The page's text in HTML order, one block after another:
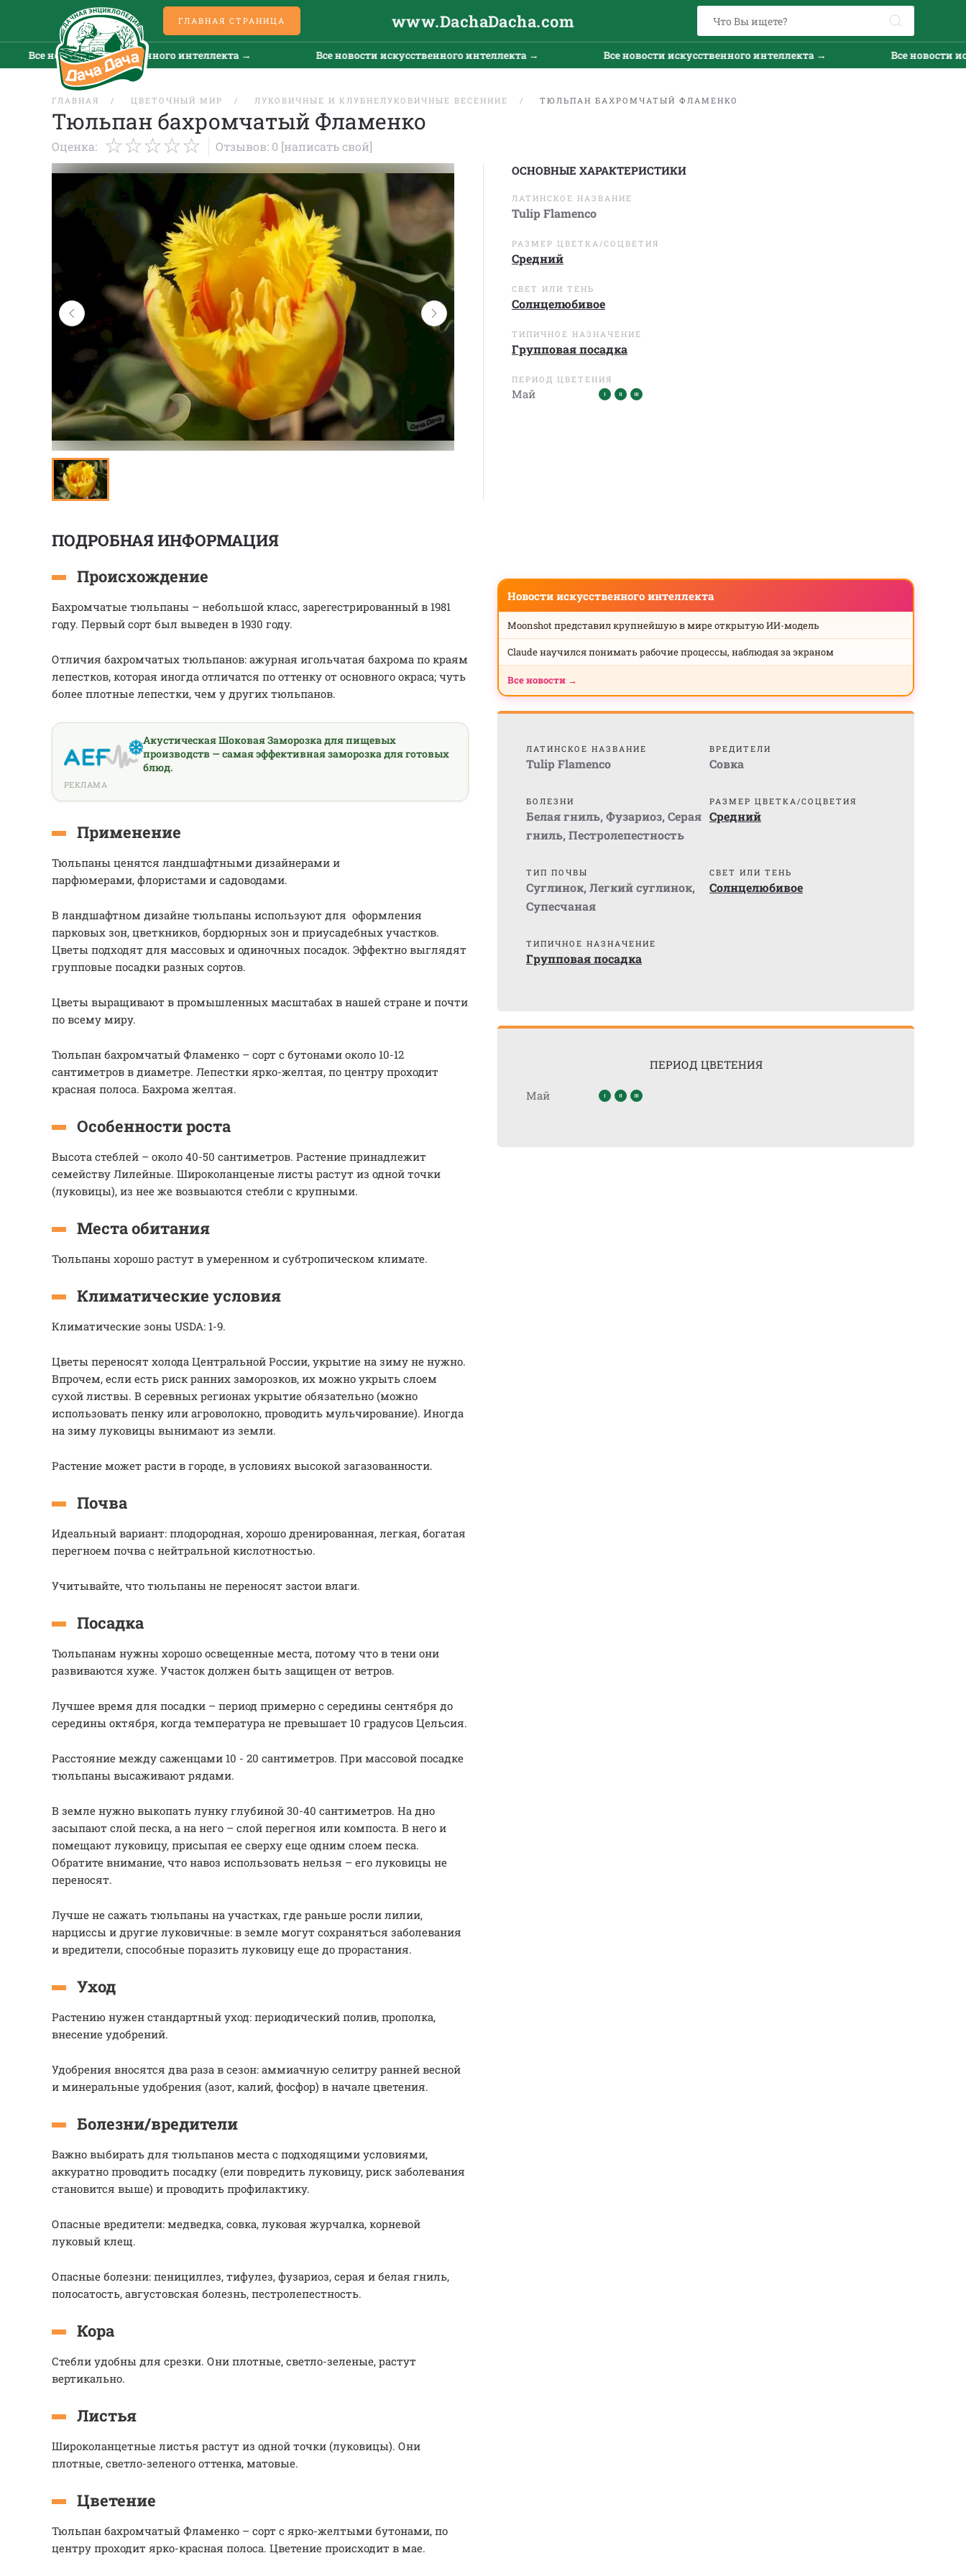
ГЛАВНАЯ СТРАНИЦА www.DachaDacha.com
новости искусственного интеллекта → Все новости искусственного интеллекта → Все новости искусственного интеллекта → Все новости
ГЛАВНАЯ ЦВЕТОЧНЫЙ МИР ЛУКОВИЧНЫЕ И КЛУБНЕЛУКОВИЧНЫЕ ВЕСЕННИЕ ТЮЛЬПАН БАХРОМЧАТЫЙ ФЛАМЕНКО
Тюльпан бахромчатый Фламенко
Оценка: Отзывов: 0 [написать свой]
ОСНОВНЫЕ ХАРАКТЕРИСТИКИ
ЛАТИНСКОЕ НАЗВАНИЕ
Tulip Flamenco
РАЗМЕР ЦВЕТКА/СОЦВЕТИЯ
Средний
СВЕТ ИЛИ ТЕНЬ
Солнцелюбивое
ТИПИЧНОЕ НАЗНАЧЕНИЕ
Групповая посадка
ПЕРИОД ЦВЕТЕНИЯ
Май
ПОДРОБНАЯ ИНФОРМАЦИЯ
Происхождение
Бахромчатые тюльпаны – небольшой класс, зарегестрированный в 1981
году. Первый сорт был выведен в 1930 году.
Отличия бахромчатых тюльпанов: ажурная игольчатая бахрома по краям
лепестков, которая иногда отличатся по оттенку от основного окраса; чуть
более плотные лепестки, чем у других тюльпанов.
Акустическая Шоковая Заморозка для пищевых
производств — самая эффективная заморозка для готовых
блюд.
РЕКЛАМА
Применение
Тюльпаны ценятся ландшафтными дизайнерами и
парфюмерами, флористами и садоводами.
В ландшафтном дизайне тюльпаны используют для оформления
парковых зон, цветкников, бордюрных зон и приусадебных участков.
Цветы подходят для массовых и одиночных посадок. Эффектно выглядят
групповые посадки разных сортов.
Цветы выращивают в промышленных масштабах в нашей стране и почти
по всему миру.
Тюльпан бахромчатый Фламенко – сорт с бутонами около 10-12
сантиметров в диаметре. Лепестки ярко-желтая, по центру проходит
красная полоса. Бахрома желтая.
Особенности роста
Высота стеблей – около 40-50 сантиметров. Растение принадлежит
семейству Лилейные. Широколанценые листы растут из одной точки
(луковицы), из нее же возвыаются стебли с крупными.
Места обитания
Тюльпаны хорошо растут в умеренном и субтропическом климате.
Климатические условия
Климатические зоны USDA: 1-9.
Цветы переносят холода Центральной России, укрытие на зиму не нужно.
Впрочем, если есть риск ранних заморозков, их можно укрыть слоем
сухой листвы. В серевных регионах укрытие обязательно (можно
использовать пенку или агроволокно, проводить мульчирование). Иногда
на зиму луковицы вынимают из земли.
Растение может расти в городе, в условиях высокой загазованности.
Почва
Идеальный вариант: плодородная, хорошо дренированная, легкая, богатая
перегноем почва с нейтральной кислотностью.
Учитывайте, что тюльпаны не переносят застои влаги.
Посадка
Тюльпанам нужны хорошо освещенные места, потому что в тени они
развиваются хуже. Участок должен быть защищен от ветров.
Лучшее время для посадки – период примерно с середины сентября до
середины октября, когда температура не превышает 10 градусов Цельсия.
Расстояние между саженцами 10 - 20 сантиметров. При массовой посадке
тюльпаны высаживают рядами.
В земле нужно выкопать лунку глубиной 30-40 сантиметров. На дно
засыпают слой песка, а на него – слой перегноя или компоста. В него и
помещают луковицу, присыпая ее сверху еще одним слоем песка.
Обратите внимание, что навоз использовать нельзя – его луковицы не
переносят.
Лучше не сажать тюльпаны на участках, где раньше росли лилии,
нарциссы и другие луковичные: в земле могут сохраняться заболевания
и вредители, способные поразить луковицу еще до прорастания.
Уход
Растению нужен стандартный уход: периодический полив, прополка,
внесение удобрений.
Удобрения вносятся два раза в сезон: аммиачную селитру ранней весной
и минеральные удобрения (азот, калий, фосфор) в начале цветения.
Болезни/вредители
Важно выбирать для тюльпанов места с подходящими условиями,
аккуратно проводить посадку (ели повредить луковицу, риск заболевания
становится выше) и проводить профилактику.
Опасные вредители: медведка, совка, луковая журчалка, корневой
луковый клещ.
Опасные болезни: пенициллез, тифулез, фузариоз, серая и белая гниль,
полосатость, августовская болезнь, пестролепестность.
Кора
Стебли удобны для срезки. Они плотные, светло-зеленые, растут
вертикально.
Листья
Широколанцетные листья растут из одной точки (луковицы). Они
плотные, светло-зеленого оттенка, матовые.
Цветение
Тюльпан бахромчатый Фламенко – сорт с ярко-желтыми бутонами, по
центру проходит ярко-красная полоса. Цветение происходит в мае.
Новости искусственного интеллекта
Moonshot представил крупнейшую в мире открытую ИИ-модель
Claude научился понимать рабочие процессы, наблюдая за экраном
Все новости →
ЛАТИНСКОЕ НАЗВАНИЕ
Tulip Flamenco
ВРЕДИТЕЛИ
Совка
БОЛЕЗНИ
Белая гниль, Фузариоз, Серая
гниль, Пестролепестность
РАЗМЕР ЦВЕТКА/СОЦВЕТИЯ
Средний
ТИП ПОЧВЫ
Суглинок, Легкий суглинок,
Супесчаная
СВЕТ ИЛИ ТЕНЬ
Солнцелюбивое
ТИПИЧНОЕ НАЗНАЧЕНИЕ
Групповая посадка
ПЕРИОД ЦВЕТЕНИЯ
Май